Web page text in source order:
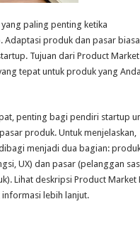
paling penting ketika
Adaptasi produk dan pasar
Tujuan dari Product Market
tepat untuk produk yang Anda
penting bagi pendiri startup
produk. Untuk menjelaskan,
menjadi dua bagian:
UX) dan pasar (pelanggan
Lihat deskripsi Product Market
lebih lanjut.